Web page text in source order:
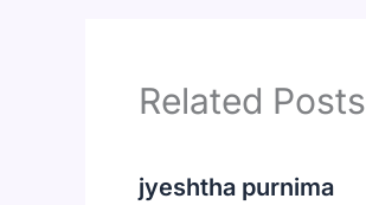
Related Posts
jyeshtha purnima